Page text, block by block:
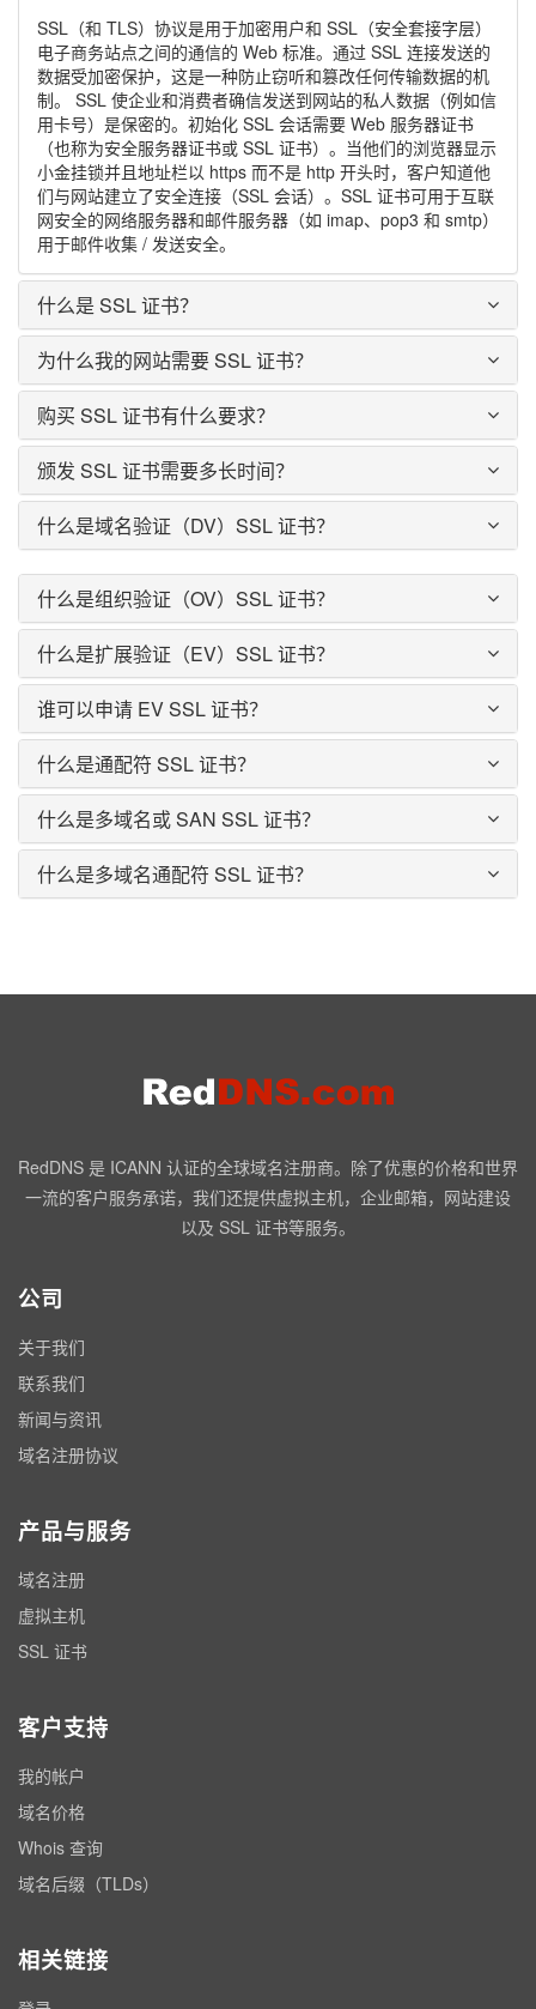
SSL（和 TLS）协议是用于加密用户和 SSL（安全套接字层）
电子商务站点之间的通信的 Web 标准。通过 SSL 连接发送的
数据受加密保护，这是一种防止窃听和篡改任何传输数据的机
制。 SSL 使企业和消费者确信发送到网站的私人数据（例如信
用卡号）是保密的。初始化 SSL 会话需要 Web 服务器证书
（也称为安全服务器证书或 SSL 证书）。当他们的浏览器显示
小金挂锁并且地址栏以 https 而不是 http 开头时，客户知道他
们与网站建立了安全连接（SSL 会话）。SSL 证书可用于互联
网安全的网络服务器和邮件服务器（如 imap、pop3 和 smtp）
用于邮件收集 / 发送安全。
什么是 SSL 证书？
为什么我的网站需要 SSL 证书？
购买 SSL 证书有什么要求？
颁发 SSL 证书需要多长时间？
什么是域名验证（DV）SSL 证书？
什么是组织验证（OV）SSL 证书？
什么是扩展验证（EV）SSL 证书？
谁可以申请 EV SSL 证书？
什么是通配符 SSL 证书？
什么是多域名或 SAN SSL 证书？
什么是多域名通配符 SSL 证书？
RedDNS 是 ICANN 认证的全球域名注册商。除了优惠的价格和世界
一流的客户服务承诺，我们还提供虚拟主机，企业邮箱，网站建设
以及 SSL 证书等服务。
公司
关于我们
联系我们
新闻与资讯
域名注册协议
产品与服务
域名注册
虚拟主机
SSL 证书
客户支持
我的帐户
域名价格
Whois 查询
域名后缀（TLDs）
相关链接